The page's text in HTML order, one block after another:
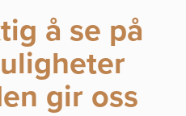
å se på
gir oss